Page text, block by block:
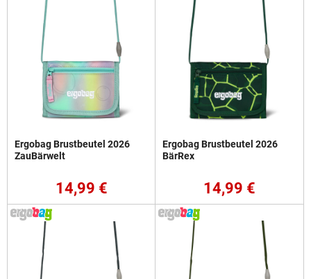
Ergobag Brustbeutel 2026
ZauBärwelt
14,99 €
Ergobag Brustbeutel 2026
BärRex
14,99 €